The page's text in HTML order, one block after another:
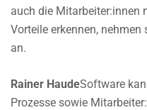
auch die Mitarbeiter:innen
Vorteile erkennen,
an.
Rainer HaudeSoftware
Prozesse sowie